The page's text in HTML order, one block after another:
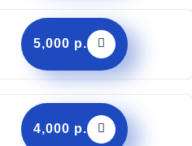
5,000 р.
4,000 р.